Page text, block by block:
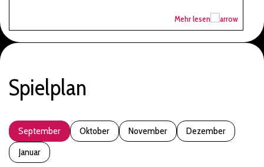
Mehr lesen
Spielplan
September Oktober November
Dezember
Januar